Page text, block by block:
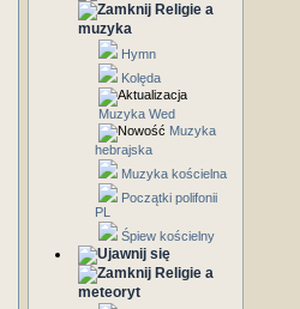
Religie a
muzyka
Hymn
Kolęda
Muzyka Wed
Muzyka
hebrajska
Muzyka kościelna
Początki polifonii
PL
Śpiew kościelny
Religie a
meteoryt